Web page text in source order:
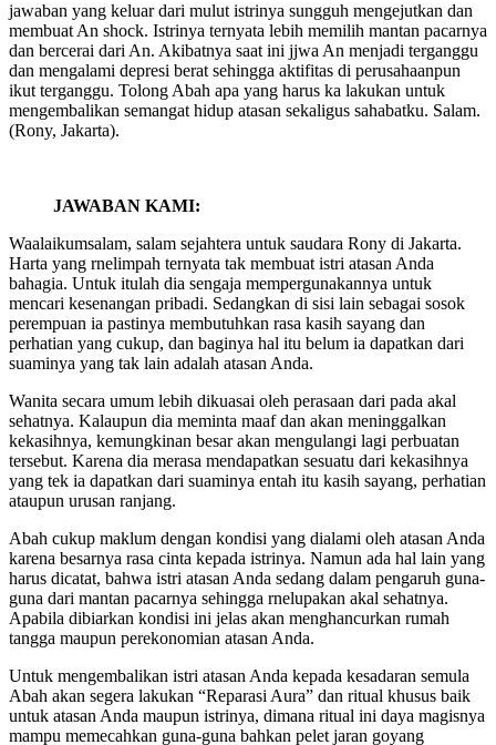
jawaban yang keluar dari mulut istrinya sungguh mengejutkan dan
membuat An shock. Istrinya ternyata lebih memilih mantan pacarnya
dan bercerai dari An. Akibatnya saat ini jjwa An menjadi terganggu
dan mengalami depresi berat sehingga aktifitas di perusahaanpun
ikut terganggu. Tolong Abah apa yang harus ka lakukan untuk
mengembalikan semangat hidup atasan sekaligus sahabatku. Salam.
(Rony, Jakarta).
JAWABAN KAMI:
Waalaikumsalam, salam sejahtera untuk saudara Rony di Jakarta.
Harta yang rnelimpah ternyata tak membuat istri atasan Anda
bahagia. Untuk itulah dia sengaja mempergunakannya untuk
mencari kesenangan pribadi. Sedangkan di sisi lain sebagai sosok
perempuan ia pastinya membutuhkan rasa kasih sayang dan
perhatian yang cukup, dan baginya hal itu belum ia dapatkan dari
suaminya yang tak lain adalah atasan Anda.
Wanita secara umum lebih dikuasai oleh perasaan dari pada akal
sehatnya. Kalaupun dia meminta maaf dan akan meninggalkan
kekasihnya, kemungkinan besar akan mengulangi lagi perbuatan
tersebut. Karena dia merasa mendapatkan sesuatu dari kekasihnya
yang tek ia dapatkan dari suaminya entah itu kasih sayang, perhatian
ataupun urusan ranjang.
Abah cukup maklum dengan kondisi yang dialami oleh atasan Anda
karena besarnya rasa cinta kepada istrinya. Namun ada hal lain yang
harus dicatat, bahwa istri atasan Anda sedang dalam pengaruh guna-
guna dari mantan pacarnya sehingga rnelupakan akal sehatnya.
Apabila dibiarkan kondisi ini jelas akan menghancurkan rumah
tangga maupun perekonomian atasan Anda.
Untuk mengembalikan istri atasan Anda kepada kesadaran semula
Abah akan segera lakukan “Reparasi Aura” dan ritual khusus baik
untuk atasan Anda maupun istrinya, dimana ritual ini daya magisnya
mampu memecahkan guna-guna bahkan pelet jaran goyang